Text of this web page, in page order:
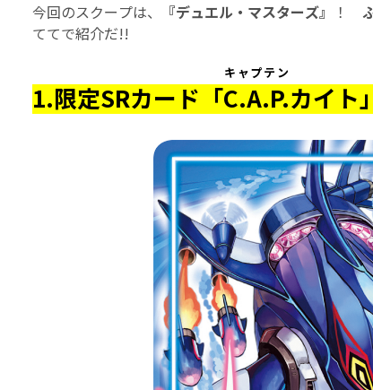
今回のスクープは、
『デュエル・マスターズ』 ！
ててで紹介だ!!
1.限定SRカード「C.A.P.
キャプテン
カイト」